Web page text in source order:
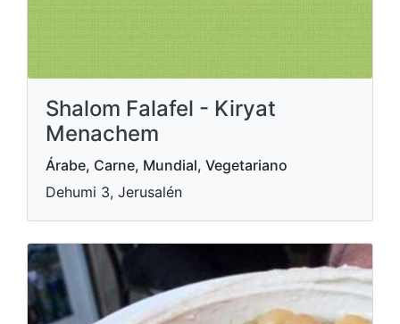
Shalom Falafel - Kiryat
Menachem
Árabe, Carne, Mundial, Vegetariano
Dehumi 3, Jerusalén